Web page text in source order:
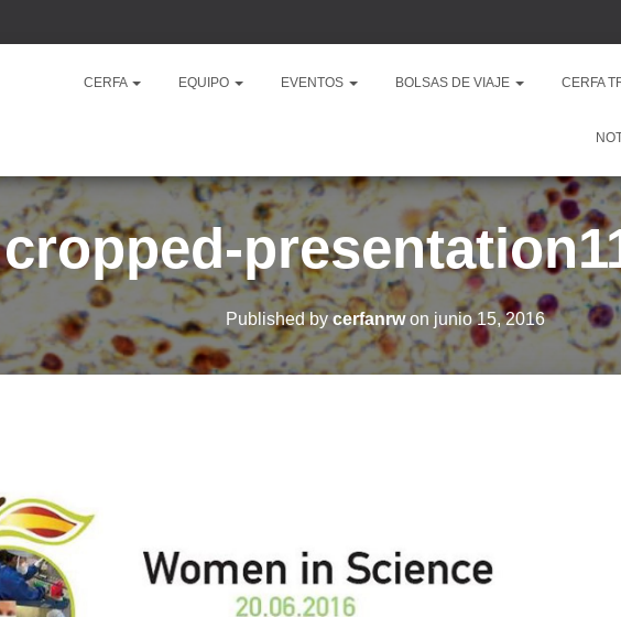
CERFA EQUIPO EVENTOS BOLSAS DE VIAJE CERFA
cropped-
Published bycerfanrwonjunio 15, 2016